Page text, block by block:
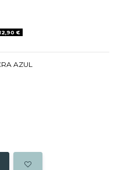
€
AZUL